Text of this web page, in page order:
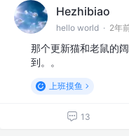
Hezhibiao
hello world · 2年
那个更新猫和老鼠的
到。。
上班摸鱼
13